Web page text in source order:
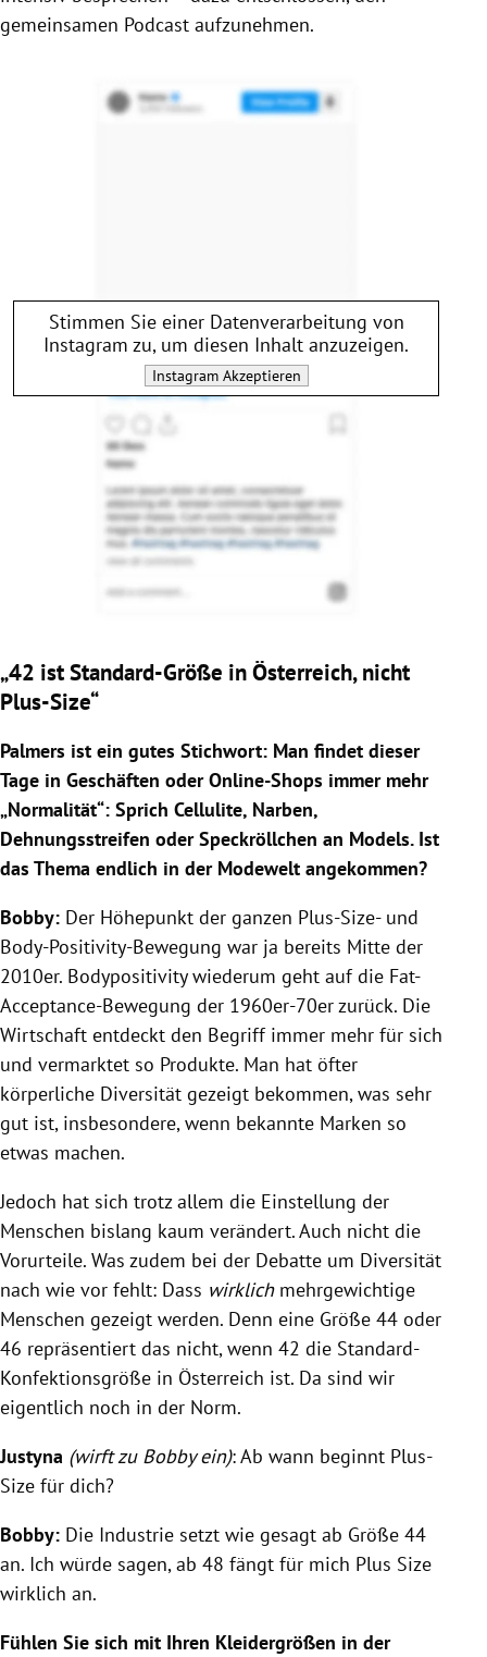
gemeinsamen Podcast aufzunehmen.
Stimmen Sie einer Datenverarbeitung von
Instagram zu, um diesen Inhalt anzuzeigen.
InstagramAkzeptieren
„42 ist Standard-Größe in Österreich, nicht
Plus-Size“
Palmers ist ein gutes Stichwort: Man findet dieser
Tage in Geschäften oder Online-Shops immer mehr
„Normalität“: Sprich Cellulite, Narben,
Dehnungsstreifen oder Speckröllchen an Models. Ist
das Thema endlich in der Modewelt angekommen?
Bobby: Der Höhepunkt der ganzen Plus-Size- und
Body-Positivity-Bewegung war ja bereits Mitte der
2010er. Bodypositivity wiederum geht auf die Fat-
Acceptance-Bewegung der 1960er-70er zurück. Die
Wirtschaft entdeckt den Begriff immer mehr für sich
und vermarktet so Produkte. Man hat öfter
körperliche Diversität gezeigt bekommen, was sehr
gut ist, insbesondere, wenn bekannte Marken so
etwas machen.
Jedoch hat sich trotz allem die Einstellung der
Menschen bislang kaum verändert. Auch nicht die
Vorurteile. Was zudem bei der Debatte um Diversität
nach wie vor fehlt: Dass wirklichmehrgewichtige
Menschen gezeigt werden. Denn eine Größe 44 oder
46 repräsentiert das nicht, wenn 42 die Standard-
Konfektionsgröße in Österreich ist. Da sind wir
eigentlich noch in der Norm.
Justyna (wirft zu Bobby ein): Ab wann beginnt Plus-
Size für dich?
Bobby: Die Industrie setzt wie gesagt ab Größe 44
an. Ich würde sagen, ab 48 fängt für mich Plus Size
wirklich an.
Fühlen Sie sich mit Ihren Kleidergrößen in der